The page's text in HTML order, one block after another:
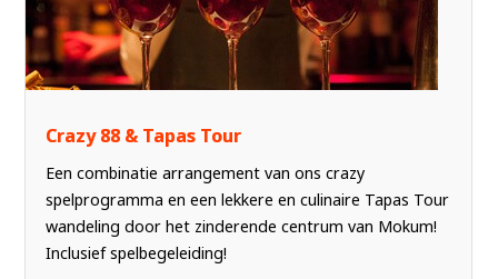
Crazy 88 & Tapas Tour
Een combinatie arrangement van ons crazy
spelprogramma en een lekkere en culinaire Tapas Tour
wandeling door het zinderende centrum van Mokum!
Inclusief spelbegeleiding!